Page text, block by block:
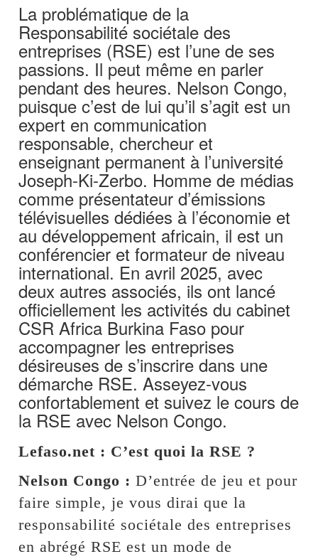
La problématique de la
Responsabilité sociétale des
entreprises (RSE) est l’une de ses
passions. Il peut même en parler
pendant des heures. Nelson Congo,
puisque c’est de lui qu’il s’agit est un
expert en communication
responsable, chercheur et
enseignant permanent à l’université
Joseph-Ki-Zerbo. Homme de médias
comme présentateur d’émissions
télévisuelles dédiées à l’économie et
au développement africain, il est un
conférencier et formateur de niveau
international. En avril 2025, avec
deux autres associés, ils ont lancé
officiellement les activités du cabinet
CSR Africa Burkina Faso pour
accompagner les entreprises
désireuses de s’inscrire dans une
démarche RSE. Asseyez-vous
confortablement et suivez le cours de
la RSE avec Nelson Congo.
Lefaso.net : C’est quoi la RSE ?
Nelson Congo : D’entrée de jeu et pour
faire simple, je vous dirai que la
responsabilité sociétale des entreprises
en abrégé RSE est un mode de